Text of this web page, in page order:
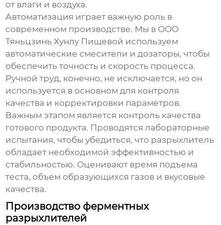
от влаги и воздуха.
Автоматизация играет важную роль в
современном производстве. Мы в ООО
Тяньцзинь Хунлу Пищевой используем
автоматические смесители и дозаторы, чтобы
обеспечить точность и скорость процесса.
Ручной труд, конечно, не исключается, но он
используется в основном для контроля
качества и корректировки параметров.
Важным этапом является контроль качества
готового продукта. Проводятся лабораторные
испытания, чтобы убедиться, что разрыхлитель
обладает необходимой эффективностью и
стабильностью. Оценивают время подъема
теста, объем образующихся газов и вкусовые
качества.
Производство ферментных
разрыхлителей